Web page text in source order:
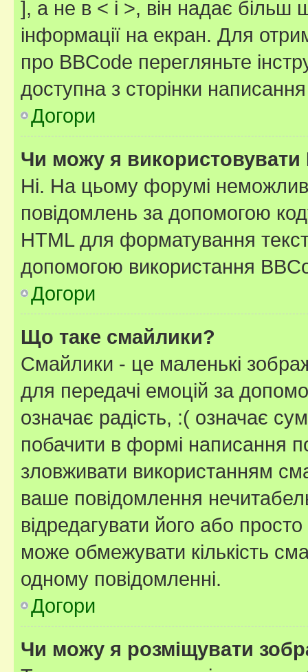
], а не в < і >, він надає більш
інформації на екран. Для
про BBCode перегляньте
доступна з сторінки
Догори
Чи можу я використовувати
Ні. На цьому форумі
повідомлень за допомогою
HTML для форматування
допомогою використання
Догори
Що таке смайлики?
Смайлики - це маленькі
для передачі емоцій за
означає радість, :( означає
побачити в формі написання
зловживати використанням
ваше повідомлення
відредагувати його або
може обмежувати кількість
одному повідомленні.
Догори
Чи можу я розміщувати